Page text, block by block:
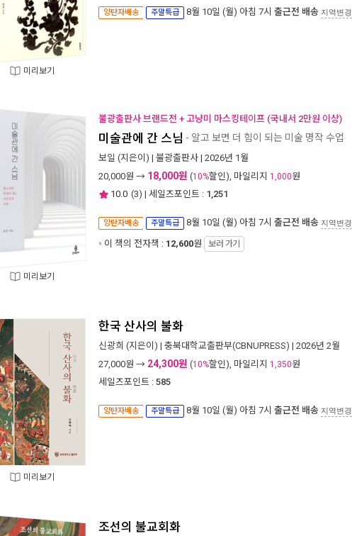
미리보기
양탄자배송 주말특급 8월 10일 (월) 아침 7시 출근전 배송 지역변경
미리보기
불광출판사 브랜드전 + 고냥미 마스킹테이프 (국내서 2만원 이상)
미술관에 간 스님 - 알고 보면 더 힘이 되는 미술 명작 수업
보일 (지은이) | 불광출판사 | 2026년 1월
20,000원 → 18,000원 (10%할인), 마일리지 1,000원
10.0 (3) | 세일즈포인트 : 1,251
양탄자배송 주말특급 8월 10일 (월) 아침 7시 출근전 배송 지역변경
이 책의 전자책 : 12,600원 보러 가기
미리보기
한국 산사의 불화
신광희 (지은이) | 충북대학교출판부(CBNUPRESS) | 2026년 2월
27,000원 → 24,300원 (10%할인), 마일리지 1,350원
세일즈포인트 : 585
양탄자배송 주말특급 8월 10일 (월) 아침 7시 출근전 배송 지역변경
조선의 불교회화